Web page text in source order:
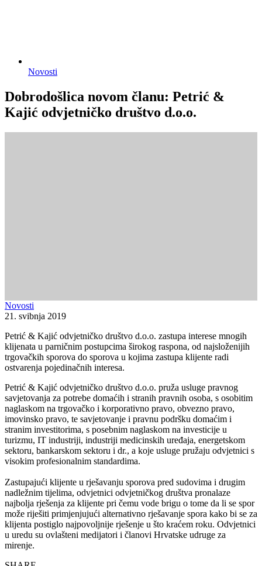
Novosti
Dobrodošlica novom članu: Petrić &
Kajić odvjetničko društvo d.o.o.
Novosti
21. svibnja 2019
Petrić & Kajić odvjetničko društvo d.o.o. zastupa interese mnogih
klijenata u parničnim postupcima širokog raspona, od najsloženijih
trgovačkih sporova do sporova u kojima zastupa klijente radi
ostvarenja pojedinačnih interesa.
Petrić & Kajić odvjetničko društvo d.o.o. pruža usluge pravnog
savjetovanja za potrebe domaćih i stranih pravnih osoba, s osobitim
naglaskom na trgovačko i korporativno pravo, obvezno pravo,
imovinsko pravo, te savjetovanje i pravnu podršku domaćim i
stranim investitorima, s posebnim naglaskom na investicije u
turizmu, IT industriji, industriji medicinskih uređaja, energetskom
sektoru, bankarskom sektoru i dr., a koje usluge pružaju odvjetnici s
visokim profesionalnim standardima.
Zastupajući klijente u rješavanju sporova pred sudovima i drugim
nadležnim tijelima, odvjetnici odvjetničkog društva pronalaze
najbolja rješenja za klijente pri čemu vode brigu o tome da li se spor
može riješiti primjenjujući alternativno rješavanje spora kako bi se za
klijenta postiglo najpovoljnije rješenje u što kraćem roku. Odvjetnici
u uredu su ovlašteni medijatori i članovi Hrvatske udruge za
mirenje.